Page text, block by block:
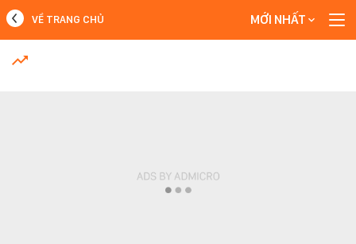
MỚI NHẤT
VỀ TRANG CHỦ MỚI NHẤT